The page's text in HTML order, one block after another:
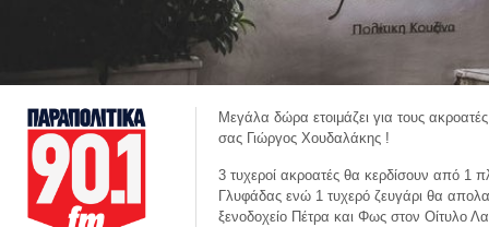
Μεγάλα δώρα ετοιμάζει για τους
σας Γιώργος Χουδαλάκης !
3 τυχεροί ακροατές θα κερδίσουν από 1
Γλυφάδας ενώ 1 τυχερό ζευγάρι θα
ξενοδοχείο Πέτρα και Φως στον Οίτυλο